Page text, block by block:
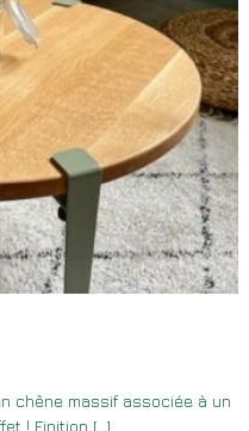
chêne massif associée à un
! Finition […]